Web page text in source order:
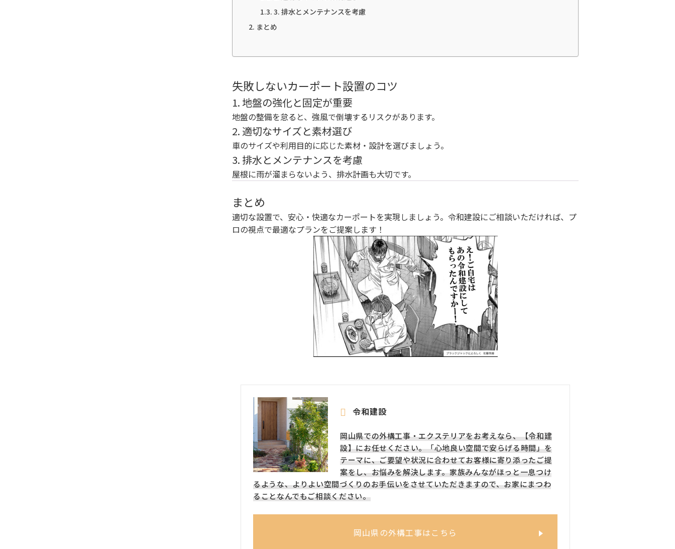
3. 排水とメンテナンスを考慮
まとめ
失敗しないカーポート設置のコツ
1. 地盤の強化と固定が重要
地盤の整備を怠ると、強風で倒壊するリスクがあります。
2. 適切なサイズと素材選び
車のサイズや利用目的に応じた素材・設計を選びましょう。
3. 排水とメンテナンスを考慮
屋根に雨が溜まらないよう、排水計画も大切です。
まとめ
適切な設置で、安心・快適なカーポートを実現しましょう。令和建設にご相談いただければ、プ
ロの視点で最適なプランをご提案します！
令和建設
岡山県での外構工事・エクステリアをお考えなら、【令和建
設】にお任せください。「心地良い空間で安らげる時間」を
テーマに、ご要望や状況に合わせてお客様に寄り添ったご提
案をし、お悩みを解決します。家族みんながほっと一息つけ
るような、よりよい空間づくりのお手伝いをさせていただきますので、お家にまつわ
ることなんでもご相談ください。
岡山県の外構工事はこちら